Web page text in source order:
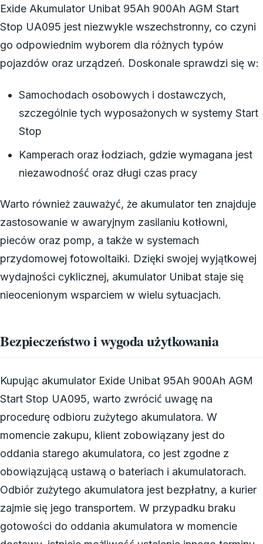
Exide Akumulator Unibat 95Ah 900Ah AGM Start
Stop UA095 jest niezwykle wszechstronny, co czyni
go odpowiednim wyborem dla różnych typów
pojazdów oraz urządzeń. Doskonale sprawdzi się w:
Samochodach osobowych i dostawczych,
szczególnie tych wyposażonych w systemy Start
Stop
Kamperach oraz łodziach, gdzie wymagana jest
niezawodność oraz długi czas pracy
Warto również zauważyć, że akumulator ten znajduje
zastosowanie w awaryjnym zasilaniu kotłowni,
pieców oraz pomp, a także w systemach
przydomowej fotowoltaiki. Dzięki swojej wyjątkowej
wydajności cyklicznej, akumulator Unibat staje się
nieocenionym wsparciem w wielu sytuacjach.
Bezpieczeństwo i wygoda użytkowania
Kupując akumulator Exide Unibat 95Ah 900Ah AGM
Start Stop UA095, warto zwrócić uwagę na
procedurę odbioru zużytego akumulatora. W
momencie zakupu, klient zobowiązany jest do
oddania starego akumulatora, co jest zgodne z
obowiązującą ustawą o bateriach i akumulatorach.
Odbiór zużytego akumulatora jest bezpłatny, a kurier
zajmie się jego transportem. W przypadku braku
gotowości do oddania akumulatora w momencie